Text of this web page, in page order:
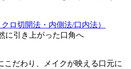
ロ切開法・内側法/口内法）
に引き上がった口角へ
こだわり、メイクが映える口元に